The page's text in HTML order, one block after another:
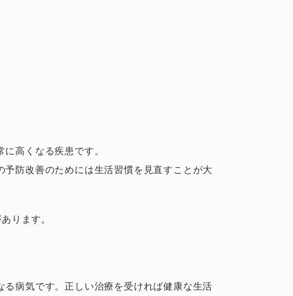
高くなる疾患です。
防改善のためには生活習慣を見直すことが大
ります。
病気です。正しい治療を受ければ健康な生活